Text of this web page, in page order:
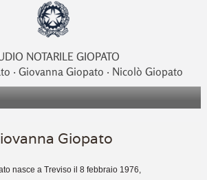
NOTARILE GIOPATO
‧ Giovanna Giopato ‧ Nicolò Giopato
Giopato
nasce a Treviso il 8 febbraio 1976,